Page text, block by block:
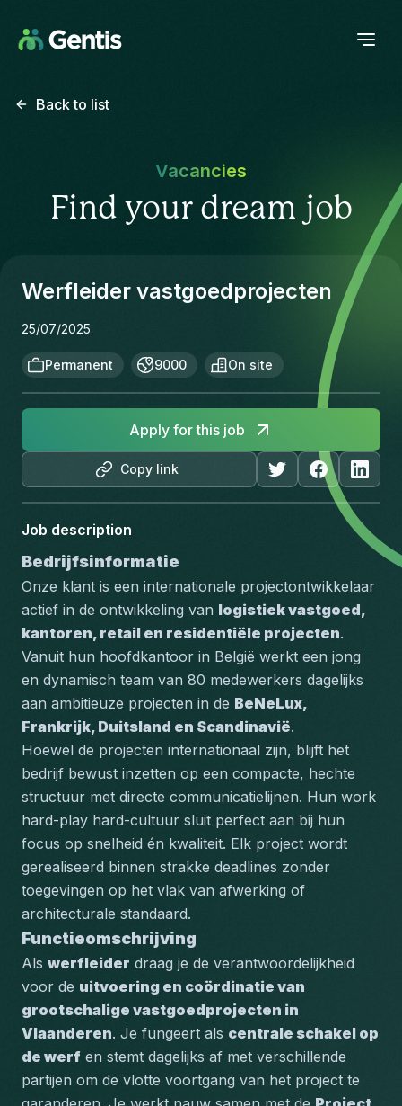
Back to list
Vacancies
Find your dream job
Werfleider vastgoedprojecten
25/07/2025
Permanent 9000 On site
Copy link
Apply for this job
Job description
Bedrijfsinformatie
Onze klant is een internationale projectontwikkelaar
actief in de ontwikkeling van logistiek vastgoed,
kantoren, retail en residentiële projecten.
Vanuit hun hoofdkantoor in België werkt een jong
en dynamisch team van 80 medewerkers dagelijks
aan ambitieuze projecten in de BeNeLux,
Frankrijk, Duitsland en Scandinavië.
Hoewel de projecten internationaal zijn, blijft het
bedrijf bewust inzetten op een compacte, hechte
structuur met directe communicatielijnen. Hun work
hard-play hard-cultuur sluit perfect aan bij hun
focus op snelheid én kwaliteit. Elk project wordt
gerealiseerd binnen strakke deadlines zonder
toegevingen op het vlak van afwerking of
architecturale standaard.
Functieomschrijving
Als werfleider draag je de verantwoordelijkheid
voor de uitvoering en coördinatie van
grootschalige vastgoedprojecten in
Vlaanderen. Je fungeert als centrale schakel op
de werf en stemt dagelijks af met verschillende
partijen om de vlotte voortgang van het project te